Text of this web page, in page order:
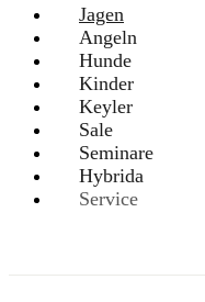
Jagen
Angeln
Hunde
Kinder
Keyler
Sale
Seminare
Hybrida
Service